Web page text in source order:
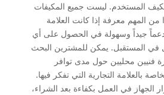
المستخدم. ليست جميع المكيفات
من المهم معرفة إذا كانت العلامة
دعماً جيداً وسهولة في الحصول على أي
في المستقبل. يمكن للمشترين البحث
فنيين محليين حول مدى توافر
بالعلامة التجارية التي تفكر فيها.
الجهاز في العمل بكفاءة بعد الشراء،